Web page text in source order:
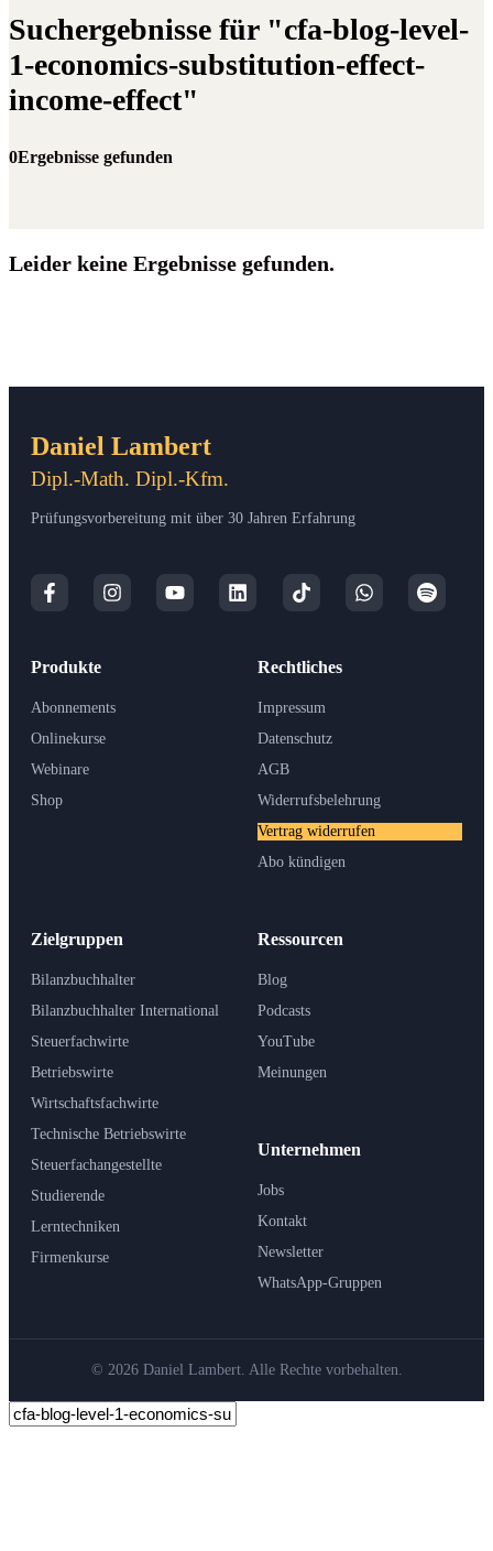
Suchergebnisse für "cfa-blog-level-
1-economics-substitution-effect-
income-effect"
0Ergebnisse gefunden
Leider keine Ergebnisse gefunden.
Daniel Lambert
Dipl.-Math. Dipl.-Kfm.
Prüfungsvorbereitung mit über 30 Jahren Erfahrung
Produkte
Abonnements
Onlinekurse
Webinare
Shop
Zielgruppen
Bilanzbuchhalter
Bilanzbuchhalter International
Steuerfachwirte
Betriebswirte
Wirtschaftsfachwirte
Technische Betriebswirte
Steuerfachangestellte
Studierende
Lerntechniken
Firmenkurse
Ressourcen
Blog
Podcasts
YouTube
Meinungen
Unternehmen
Jobs
Kontakt
Newsletter
WhatsApp-Gruppen
Rechtliches
Impressum
Datenschutz
AGB
Widerrufsbelehrung
Vertrag widerrufen
Abo kündigen
© 2026 Daniel Lambert. Alle Rechte vorbehalten.